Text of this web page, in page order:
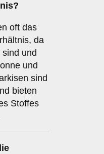
oft das
da
und
und
sind
bieten
Stoffes